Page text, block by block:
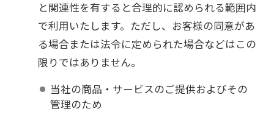
と関連性を有すると合理的に認められる範囲内
で利用いたします。ただし、お客様の同意があ
る場合または法令に定められた場合などはこの
限りではありません。
当社の商品・サービスのご提供およびその
管理のため